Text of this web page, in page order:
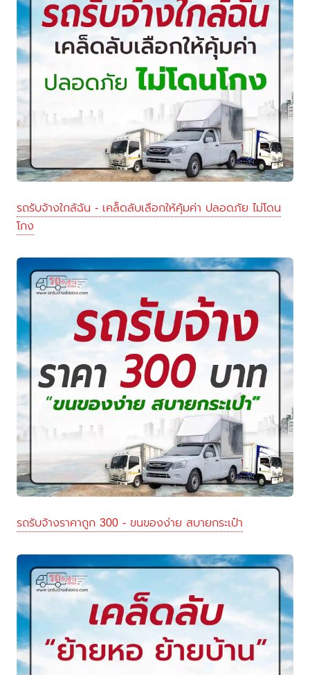
รถรับจ้างใกล้ฉัน - เคล็ดลับเลือกให้คุ้มค่า ปลอดภัย ไม่โดน
โกง
รถรับจ้างราคาถูก 300 - ขนของง่าย สบายกระเป๋า